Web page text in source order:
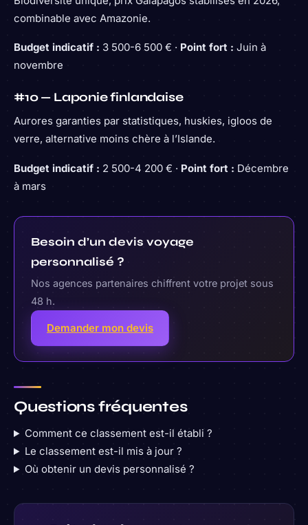
combinable avec Amazonie.
Budget indicatif : 3 500-6 500 € · Point fort : Juin à
novembre
#10 — Laponie finlandaise
Aurores garanties par statistiques, huskies, igloos de
verre, alternative moins chère à l’Islande.
Budget indicatif : 2 500-4 200 € · Point fort : Décembre
à mars
Besoin d’un devis voyage
personnalisé ?
Nos agences partenaires chiffrent votre projet sous
48 h.
Demander mon devis
Questions fréquentes
Comment ce classement est-il établi ?
Le classement est-il mis à jour ?
Où obtenir un devis personnalisé ?